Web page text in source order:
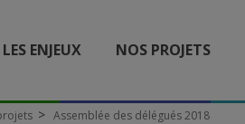
LES ENJEUX NOS PROJETS
Assemblée des délégués 2018